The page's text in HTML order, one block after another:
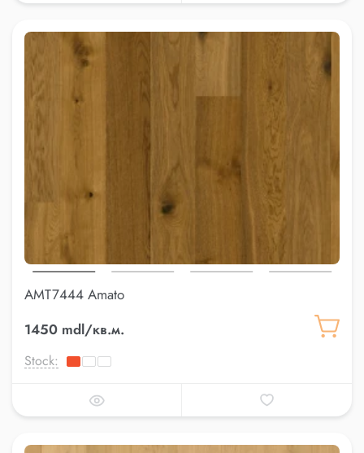
AMT7444 Amato
1450 mdl/кв.м.
Stock: